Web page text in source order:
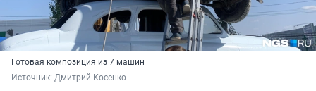
Готовая композиция из 7 машин
Источник: Дмитрий Косенко